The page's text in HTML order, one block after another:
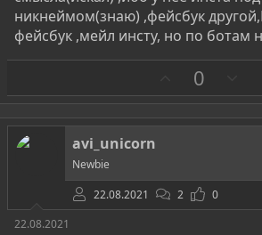
никнеймом(знаю) ,фейсбук
фейсбук ,мейл инсту, но по ботам
а
0
р
о
в
avi_unicorn
Newbie
22.08.2021
2
0
22.08.2021